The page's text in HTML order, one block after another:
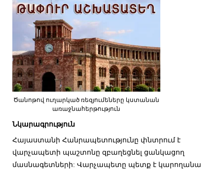
Ծանոթով ուղարկած ռեզյումեները կստանան
առաջնահերթություն
Նկարագրություն
Հայաստանի Հանրապետությունը փնտրում է
վարչապետի պաշտոնը զբաղեցնել ցանկացող
մասնագետների: Վարչապետը պետք է կարողանա